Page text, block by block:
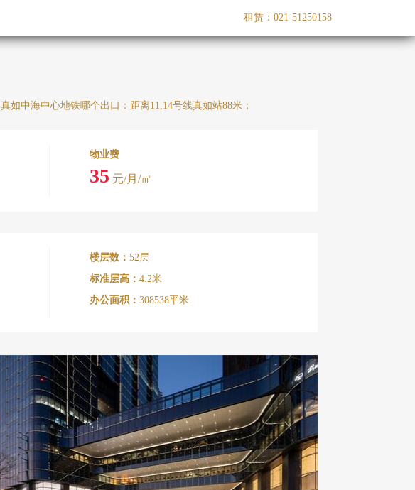
租赁：021-51250158
真如中海中心地铁哪个出口：距离11,14号线真如站88米；
物业费
35 元/月/㎡
楼层数： 52层
标准层高： 4.2米
办公面积： 308538平米